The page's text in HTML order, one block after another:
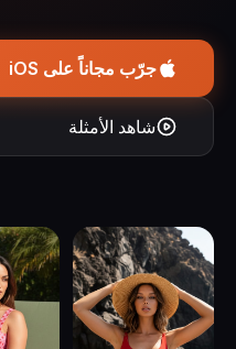
جرّب مجاناً على iOS
شاهد الأمثلة